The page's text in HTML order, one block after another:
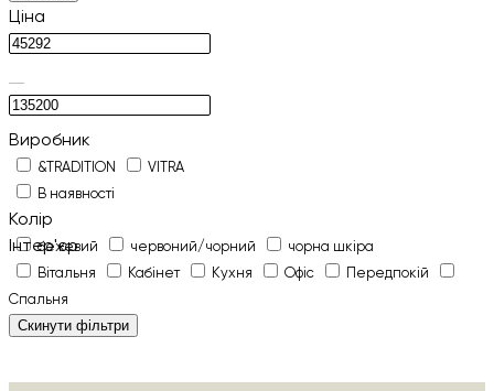
Ціна
Виробник
&TRADITION
VITRA
В наявності
Колір
бежевий червоний/чорний чорна шкіра
Інтер'єр
Вітальня Кабінет Кухня Офіс
Передпокій
Спальня
Скинути фільтри